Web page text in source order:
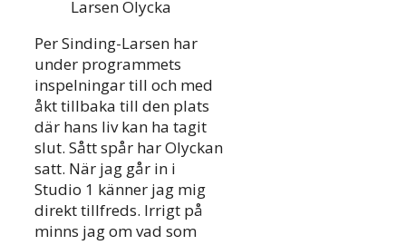
Larsen Olycka
Per Sinding-Larsen har
under programmets
inspelningar till och med
åkt tillbaka till den plats
där hans liv kan ha tagit
slut. Sått spår har Olyckan
satt. När jag går in i
Studio 1 känner jag mig
direkt tillfreds. Irrigt på
minns jag om vad som